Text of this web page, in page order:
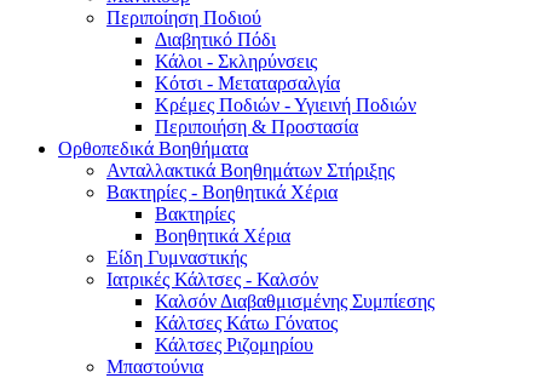
Περιποίηση Ποδιού
Διαβητικό Πόδι
Κάλοι - Σκληρύνσεις
Κότσι - Μεταταρσαλγία
Κρέμες Ποδιών - Υγιεινή Ποδιών
Περιποιήση & Προστασία
Ορθοπεδικά Βοηθήματα
Ανταλλακτικά Βοηθημάτων Στήριξης
Βακτηρίες - Βοηθητικά Χέρια
Βακτηρίες
Βοηθητικά Χέρια
Είδη Γυμναστικής
Ιατρικές Κάλτσες - Καλσόν
Καλσόν Διαβαθμισμένης Συμπίεσης
Κάλτσες Κάτω Γόνατος
Κάλτσες Ριζομηρίου
Μπαστούνια